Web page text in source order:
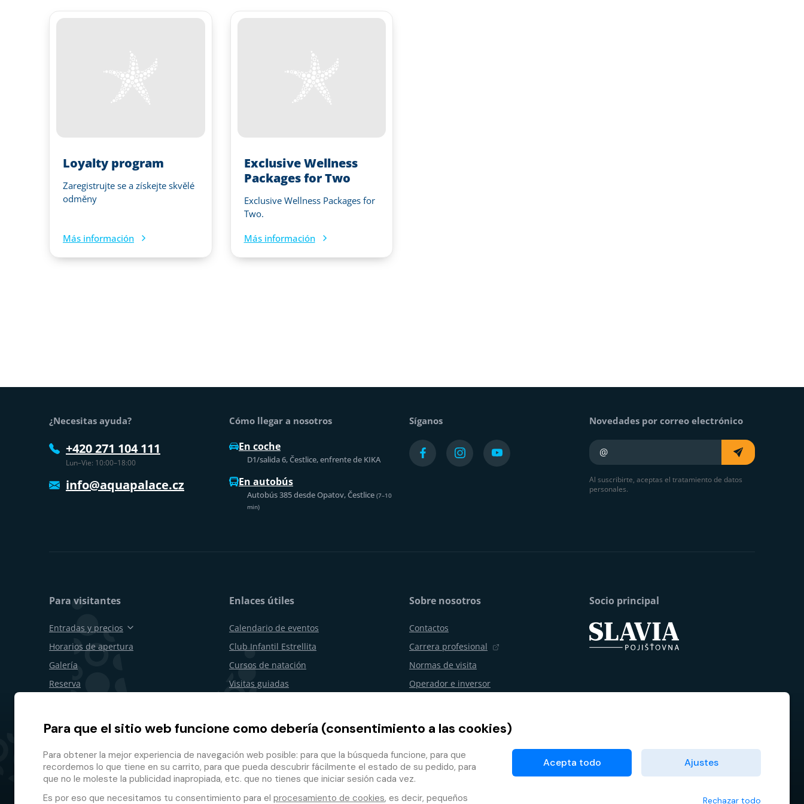
Loyalty program
Zaregistrujte se a získejte skvělé
odměny
Más información
Exclusive Wellness
Packages for Two
Exclusive Wellness Packages for
Two.
Más información
¿Necesitas ayuda?
+420 271 104 111
Lun–Vie: 10:00–18:00
info@aquapalace.cz
Cómo llegar a nosotros
En coche
D1/salida 6, Čestlice, enfrente de KIKA
En autobús
Autobús 385 desde Opatov, Čestlice (7–10
min)
Síganos Novedades por correo electrónico
Su e-mail
Al suscribirte, aceptas el tratamiento de datos
personales.
Para visitantes
Entradas y precios
Horarios de apertura
Galería
Reserva
Plano del recinto
Enlaces útiles
Calendario de eventos
Club Infantil Estrellita
Cursos de natación
Visitas guiadas
Programa de fidelidad
Sobre nosotros
Contactos
Carrera profesional
Normas de visita
Operador e inversor
Tienda electrónica asociada
Socio principal
Para que el sitio web funcione como debería (consentimiento a las cookies)
Para obtener la mejor experiencia de navegación web posible: para que la búsqueda funcione, para que
recordemos lo que tiene en su carrito, para que pueda descubrir fácilmente el estado de su pedido, para
que no le moleste la publicidad inapropiada, etc. que no tienes que iniciar sesión cada vez.
Es por eso que necesitamos tu consentimiento para el procesamiento de cookies, es decir, pequeños
Acepta todo Ajustes
Rechazar todo